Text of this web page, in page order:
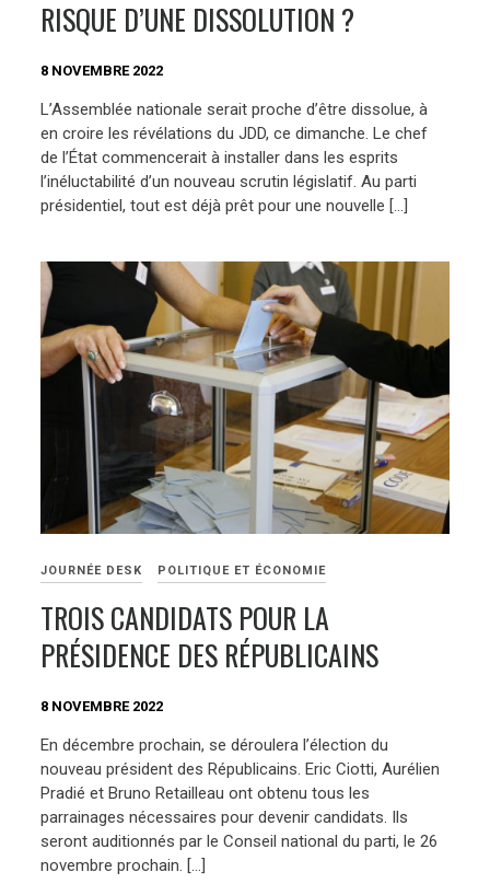
RISQUE D’UNE DISSOLUTION ?
8 NOVEMBRE 2022
L’Assemblée nationale serait proche d’être dissolue, à
en croire les révélations du JDD, ce dimanche. Le chef
de l’État commencerait à installer dans les esprits
l’inéluctabilité d’un nouveau scrutin législatif. Au parti
présidentiel, tout est déjà prêt pour une nouvelle […]
JOURNÉE DESK POLITIQUE ET ÉCONOMIE
TROIS CANDIDATS POUR LA
PRÉSIDENCE DES RÉPUBLICAINS
8 NOVEMBRE 2022
En décembre prochain, se déroulera l’élection du
nouveau président des Républicains. Eric Ciotti, Aurélien
Pradié et Bruno Retailleau ont obtenu tous les
parrainages nécessaires pour devenir candidats. Ils
seront auditionnés par le Conseil national du parti, le 26
novembre prochain. […]